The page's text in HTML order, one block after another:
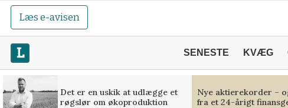
Læs e-avisen
SENESTE KVÆG
Det er en uskik at udlægge et
røgslør om økoproduktion
Nye aktierekorder –
fra et 24-årigt